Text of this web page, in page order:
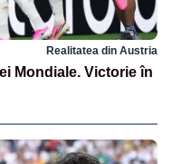
Realitatea din Austria
Mondiale. Victorie în